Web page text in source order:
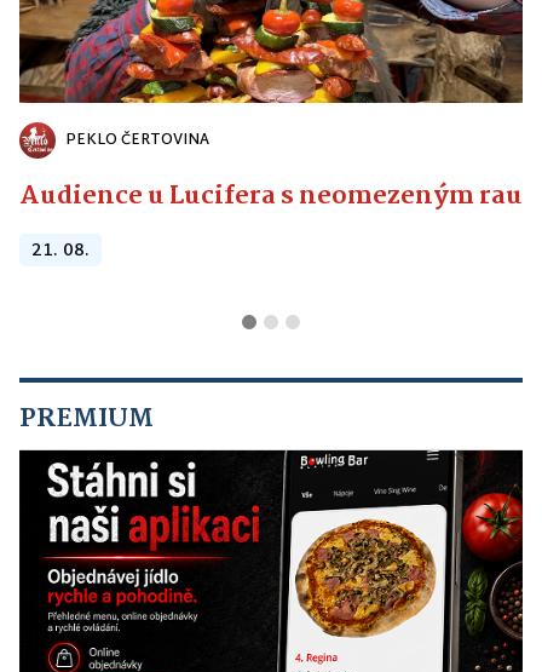
PEKLO ČERTOVINA
Audience u Lucifera s neomezeným
21. 08.
PREMIUM